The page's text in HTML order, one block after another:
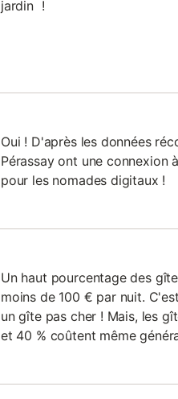
jardin !
Oui ! D'après les données
Pérassay ont une connexion
pour les nomades digitaux !
Un haut pourcentage des
moins de 100 € par nuit.
un gîte pas cher ! Mais, les
et 40 % coûtent même